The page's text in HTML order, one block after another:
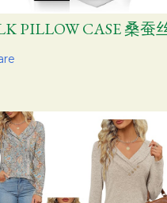
PILLOW CASE 桑蚕